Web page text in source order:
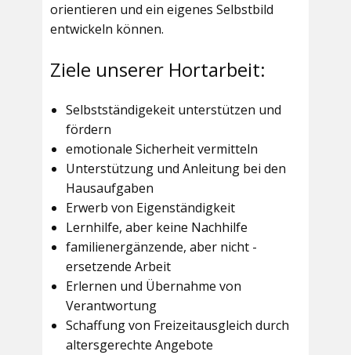
orientieren und ein eigenes Selbstbild
entwickeln können.
Ziele unserer Hortarbeit:
Selbstständigekeit unterstützen und
fördern
emotionale Sicherheit vermitteln
Unterstützung und Anleitung bei den
Hausaufgaben
Erwerb von Eigenständigkeit
Lernhilfe, aber keine Nachhilfe
familienergänzende, aber nicht -
ersetzende Arbeit
Erlernen und Übernahme von
Verantwortung
Schaffung von Freizeitausgleich durch
altersgerechte Angebote